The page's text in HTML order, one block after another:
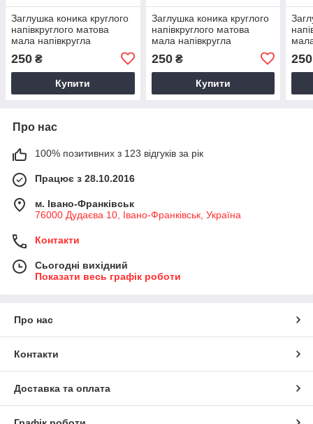
Заглушка коника круглого
напівкруглого матова
мала напівкругла
Arcelor RAL 8004 цегляний
250 ₴
Купити
Заглушка коника круглого
напівкруглого матова
мала напівкругла
Arcelor 3009 Червоний
окис червоний
250₴
Купити
250
Про нас
100% позитивних з 123 відгуків за рік
Працює з 28.10.2016
м. Івано-Франківськ
76000 Дудаєва 10, Івано-Франківськ, Україна
Контакти
Сьогодні вихідний
Показати весь графік роботи
Про нас
Контакти
Доставка та оплата